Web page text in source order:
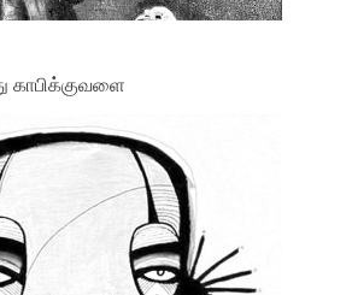
காபிக்குவளை